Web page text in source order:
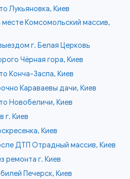
Лукьяновка, Киев
месте Комсомольский массив,
г. Белая Церковь
Чёрная гора, Киев
Конча-Заспа, Киев
Караваевы дачи, Киев
Новобеличи, Киев
г. Киев
Киев
ДТП Отрадный массив, Киев
ремонта г. Киев
Печерск, Киев